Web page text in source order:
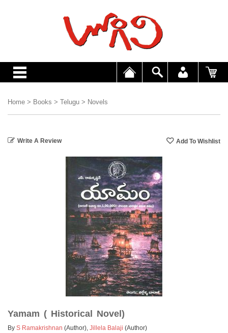
Home > Books > Telugu > Novels
Write A Review
Yamam ( Historical Novel)
By S Ramakrishnan (Author), Jillela Balaji (Author)